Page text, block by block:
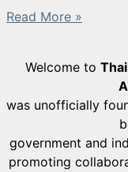
Read More »
Welcome to
was unofficially
government and
promoting